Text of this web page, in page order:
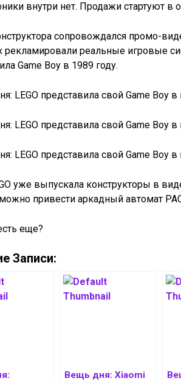
внутри нет. Продажи стартуют в
сопровождался промо-
рекламировали реальные игровые
Game Boy в 1989 году.
уже выпускала конструкторы в
привести аркадный автомат
еще?
Записи:
Вещь дня: Xiaomi